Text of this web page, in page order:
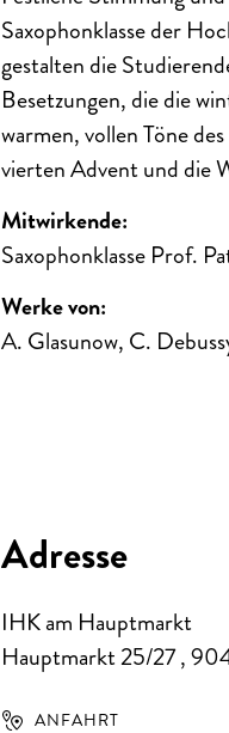
Saxophonklasse der
gestalten die
Besetzungen, die die
warmen, vollen Töne
vierten Advent und die
Mitwirkende:
Saxophonklasse Prof.
Werke von:
A. Glasunow, C.
Adresse
IHK am Hauptmarkt
Hauptmarkt 25/27,
ANFAHRT